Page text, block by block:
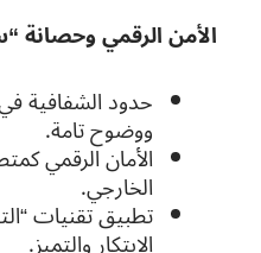
الأمن الرقمي وحصانة
حدود الشفافية
ووضوح تامة.
الأمان الرقمي
الخارجي.
تطبيق تقنيات